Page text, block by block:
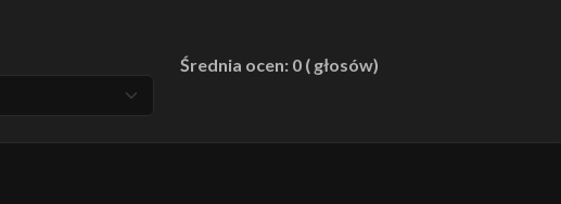
Średnia ocen: 0 ( głosów)